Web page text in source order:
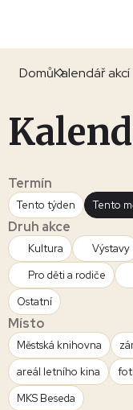
DomůKalendář akcí
Termín
Tento týden Tento
Druh akce
Kultura Výstavy
Pro děti a rodiče
Ostatní
Místo
Městská knihovna
areál letního kina
MKS Beseda